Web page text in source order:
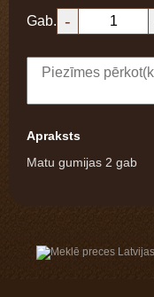
Gab. -
Apraksts
Matu gumijas 2 gab